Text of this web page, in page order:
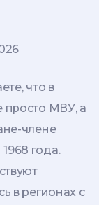
что в
просто МВУ, а
члене
года.
в регионах с